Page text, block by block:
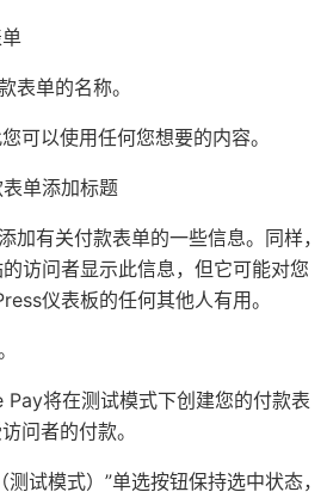
表单的名称。
可以使用任何您想要的内容。
加有关付款表单的一些信息。同样，
访问者显示此信息，但它可能对您
仪表板的任何其他人有用。
将在测试模式下创建您的付款表
问者的付款。
试模式）”单选按钮保持选中状态，